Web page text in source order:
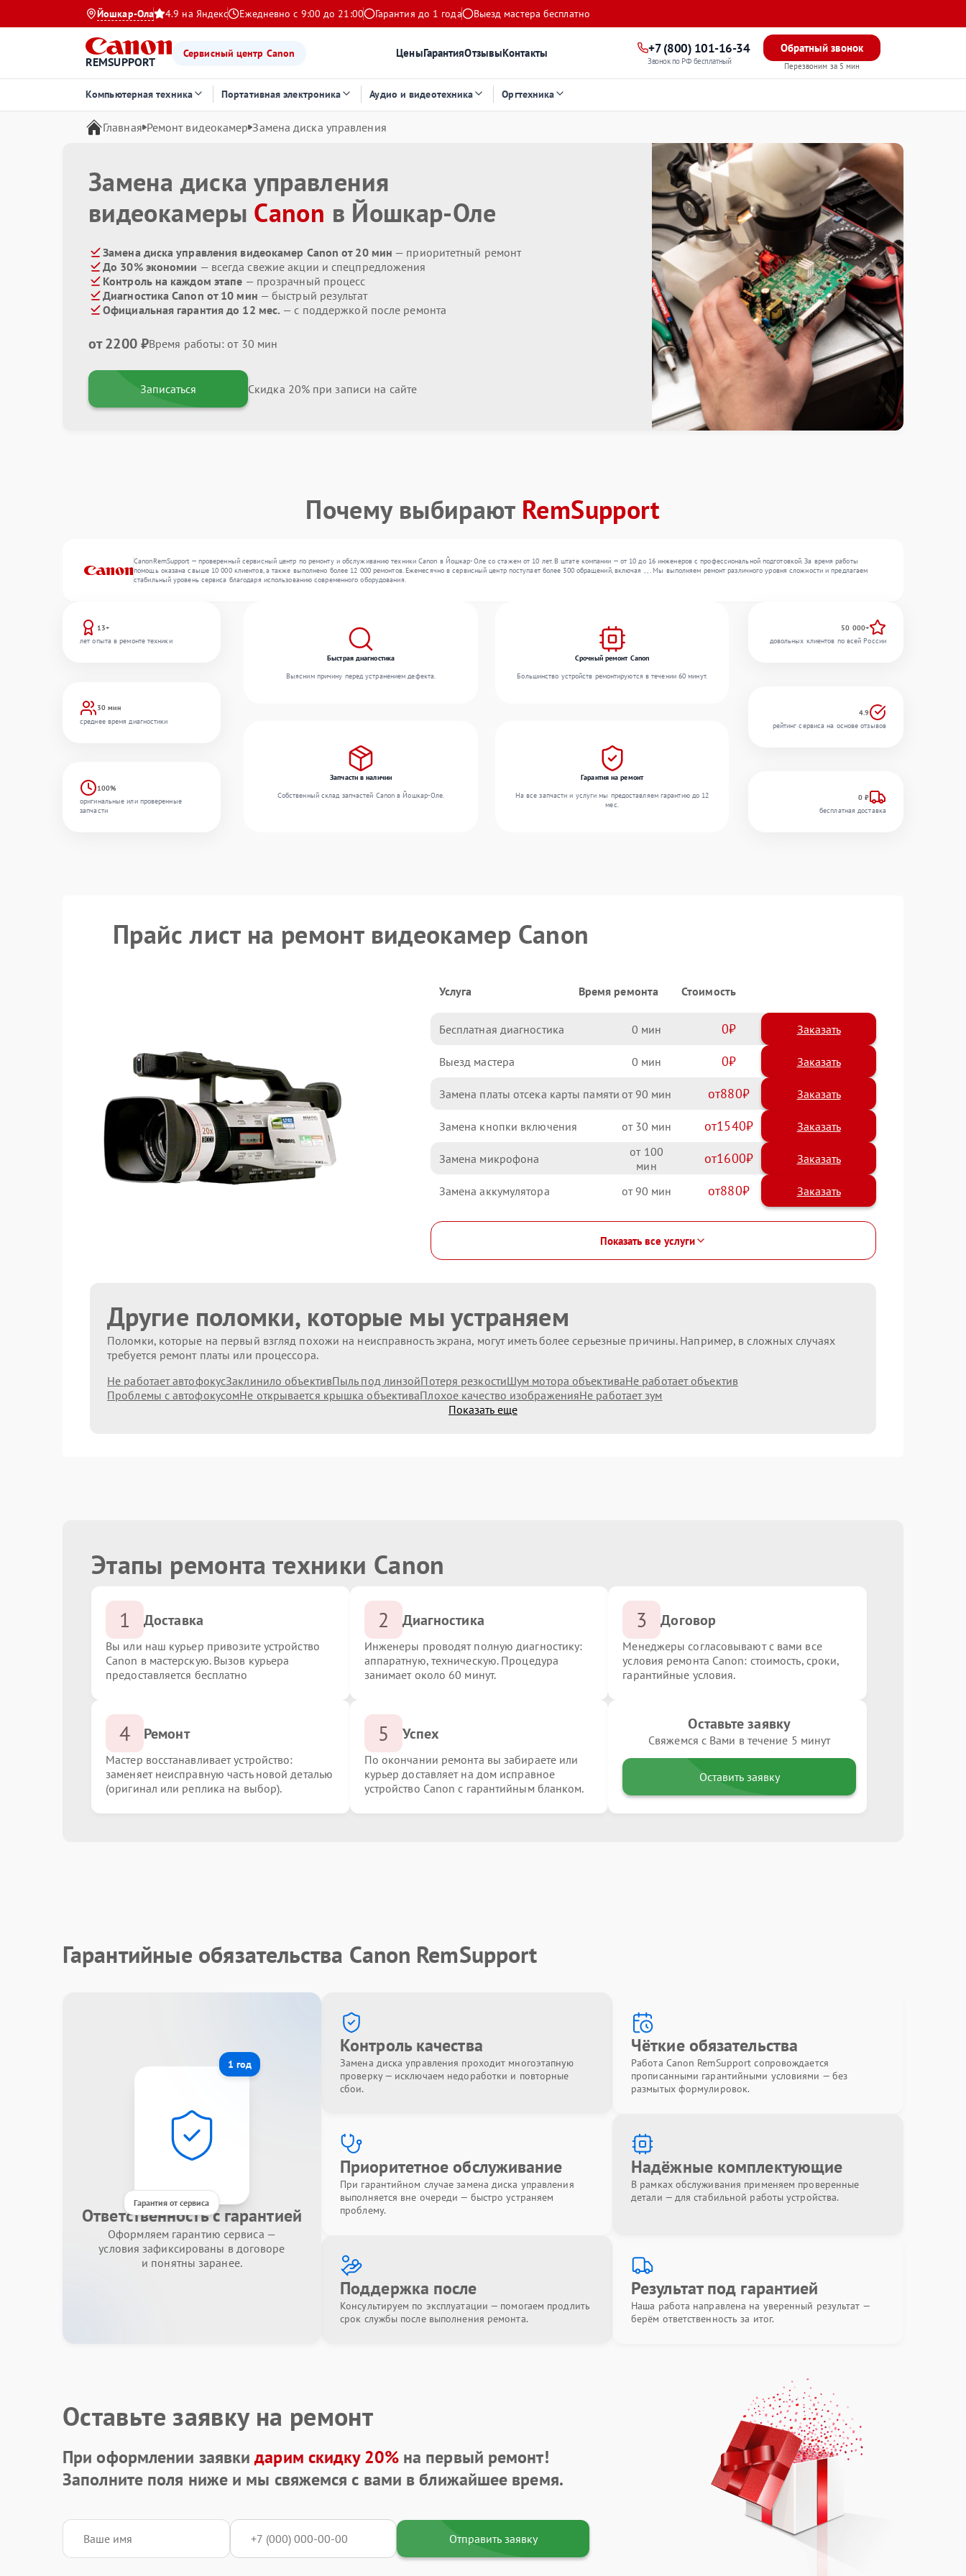
Йошкар-Ола 4.9 на Яндекс Ежедневно с 9:00 до 21:00 Гарантия до 1 года Выезд мастера бесплатно
REMSUPPORT
Сервисный центр Canon ЦеныГарантияОтзывыКонтакты +7 (800) 101-16-34
Звонок по РФ бесплатный
Обратный звонок
Перезвоним за 5 мин
Компьютерная техника Портативная электроника Аудио и видеотехника Оргтехника
Главная Ремонт видеокамер Замена диска управления
Замена диска управления
видеокамеры Canon в Йошкар-Оле
Замена диска управления видеокамер Canon от 20 мин — приоритетный ремонт
До 30% экономии — всегда свежие акции и спецпредложения
Контроль на каждом этапе — прозрачный процесс
Диагностика Canon от 10 мин — быстрый результат
Официальная гарантия до 12 мес. — с поддержкой после ремонта
от 2200 ₽Время работы: от 30 мин
Записаться Скидка 20% при записи на сайте
Почему выбирают RemSupport
CanonRemSupport — проверенный сервисный центр по ремонту и обслуживанию техники Canon в Йошкар-Оле со стажем от 10 лет. В штате компании — от 10 до 16 инженеров с профессиональной подготовкой. За время работы
помощь оказана свыше 10 000 клиентов, а также выполнено более 12 000 ремонтов. Ежемесячно в сервисный центр поступает более 300 обращений, включая , , . Мы выполняем ремонт различного уровня сложности и предлагаем
стабильный уровень сервиса благодаря использованию современного оборудования.
13+
лет опыта в ремонте техники
30 мин
среднее время диагностики
100%
оригинальные или проверенные
запчасти
Быстрая диагностика
Выясним причину перед устранением дефекта.
Срочный ремонт Canon
Большинство устройств ремонтируются в течении 60 минут.
Запчасти в наличии
Собственный склад запчастей Canon в Йошкар-Оле.
Гарантия на ремонт
На все запчасти и услуги мы предоставляем гарантию до 12
мес.
50 000+
довольных клиентов по всей России
4.9
рейтинг сервиса на основе отзывов
0 ₽
бесплатная доставка
Прайс лист на ремонт видеокамер Canon
Услуга Время ремонта Стоимость
Бесплатная диагностика 0 0 Заказать
Выезд мастера 0 0 Заказать
Замена платы отсека карты памяти 90 880
Замена кнопки включения 30 1540
Замена микрофона 100 1600
Замена аккумулятора 90 880
Показать все услуги
Другие поломки, которые мы устраняем
Поломки, которые на первый взгляд похожи на неисправность экрана, могут иметь более серьезные причины. Например, в сложных случаях
требуется ремонт платы или процессора.
Не работает автофокусЗаклинило объективПыль под линзойПотеря резкостиШум мотора объективаНе работает объектив
Проблемы с автофокусомНе открывается крышка объективаПлохое качество изображенияНе работает зум
Показать еще
Этапы ремонта техники Canon
1 Доставка
Вы или наш курьер привозите устройство
Canon в мастерскую. Вызов курьера
предоставляется бесплатно
2 Диагностика
Инженеры проводят полную диагностику:
аппаратную, техническую. Процедура
занимает около 60 минут.
3 Договор
Менеджеры согласовывают с вами все
условия ремонта Canon: стоимость, сроки,
гарантийные условия.
4 Ремонт
Мастер восстанавливает устройство:
заменяет неисправную часть новой деталью
(оригинал или реплика на выбор).
5 Успех
По окончании ремонта вы забираете или
курьер доставляет на дом исправное
устройство Canon с гарантийным бланком.
Оставьте заявку
Свяжемся с Вами в течение 5 минут
Оставить заявку
Гарантийные обязательства Canon RemSupport
1 год
Гарантия от сервиса
Ответственность с гарантией
Оформляем гарантию сервиса —
условия зафиксированы в договоре
и понятны заранее.
Контроль качества
Замена диска управления проходит многоэтапную
проверку — исключаем недоработки и повторные
сбои.
Чёткие обязательства
Работа Canon RemSupport сопровождается
прописанными гарантийными условиями — без
размытых формулировок.
Приоритетное обслуживание
При гарантийном случае замена диска управления
выполняется вне очереди — быстро устраняем
проблему.
Надёжные комплектующие
В рамках обслуживания применяем проверенные
детали — для стабильной работы устройства.
Поддержка после
Консультируем по эксплуатации — помогаем продлить
срок службы после выполнения ремонта.
Результат под гарантией
Наша работа направлена на уверенный результат —
берём ответственность за итог.
Оставьте заявку на ремонт
При оформлении заявкидарим скидку 20%на первый ремонт!
Заполните поля ниже и мы свяжемся с вами в ближайшее время.
Отправить заявку